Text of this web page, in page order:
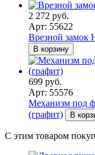
2 272 руб.
Арт: 55622
Врезной замок
В корзину
699 руб.
Арт: 55576
Механизм под
(графит)
В
С этим товаром